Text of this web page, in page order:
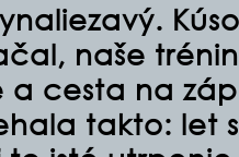
naše
cesta na
takto: let